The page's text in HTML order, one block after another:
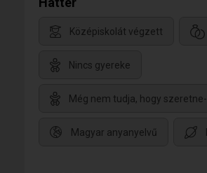
Középiskolát végzett
Nincs gyereke
Még nem tudja, hogy
Magyar anyanyelvű